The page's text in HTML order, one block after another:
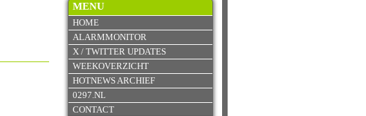
MENU
HOME
ALARMMONITOR
X / TWITTER UPDATES
WEEKOVERZICHT
HOTNEWS ARCHIEF
0297.NL
CONTACT